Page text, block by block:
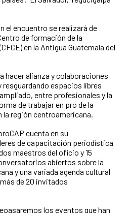
el encuentro se realizará de
de formación de la
en la Antigua Guatemala del
hacer alianza y colaboraciones
resguardando espacios libres
entre profesionales y la
de trabajar en pro de la
la región centroamericana.
cuenta en su
de capacitación periodística
maestros del oficio y 15
abiertos sobre la
y una variada agenda cultural
de 20 invitados
los eventos que han